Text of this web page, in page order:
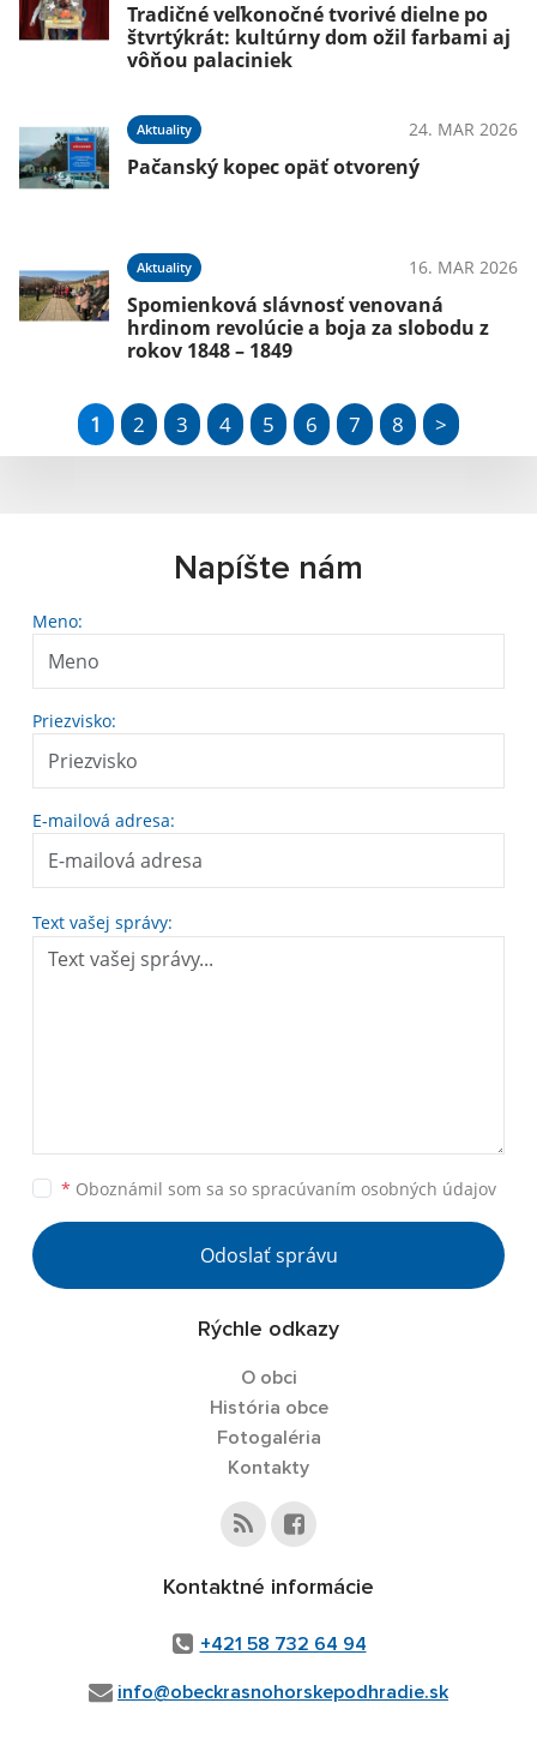
Tradičné veľkonočné tvorivé dielne po
štvrtýkrát: kultúrny dom ožil farbami aj
vôňou palaciniek
Aktuality 24. MAR 2026
Pačanský kopec opäť otvorený
Aktuality 16. MAR 2026
Spomienková slávnosť venovaná
hrdinom revolúcie a boja za slobodu z
rokov 1848 – 1849
1 2 3 4 5 6 7 8 >
Napíšte nám
Meno:
Priezvisko:
E-mailová adresa:
Text vašej správy:
* Oboznámil som sa so spracúvaním osobných údajov
Odoslať správu
Rýchle odkazy
O obci
História obce
Fotogaléria
Kontakty
Kontaktné informácie
+421 58 732 64 94
info@obeckrasnohorskepodhradie.sk